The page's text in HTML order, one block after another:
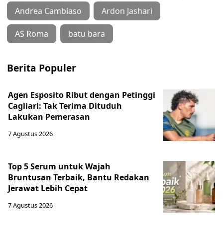
Andrea Cambiaso Ardon Jashari
AS Roma batu bara
Berita Populer
Agen Esposito Ribut dengan Petinggi
Cagliari: Tak Terima Dituduh
Lakukan Pemerasan
7 Agustus 2026
Top 5 Serum untuk Wajah
Bruntusan Terbaik, Bantu Redakan
Jerawat Lebih Cepat
7 Agustus 2026